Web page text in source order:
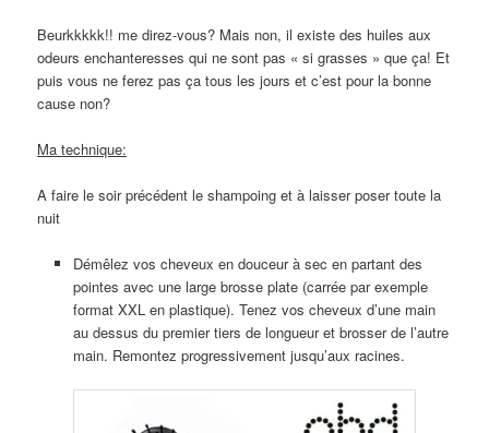
Beurkkkkk!! me direz-vous? Mais non, il existe des huiles aux
odeurs enchanteresses qui ne sont pas « si grasses » que ça! Et
puis vous ne ferez pas ça tous les jours et c’est pour la bonne
cause non?
Ma technique:
A faire le soir précédent le shampoing et à laisser poser toute la
nuit
Démêlez vos cheveux en douceur à sec en partant des
pointes avec une large brosse plate (carrée par exemple
format XXL en plastique). Tenez vos cheveux d’une main
au dessus du premier tiers de longueur et brosser de l’autre
main. Remontez progressivement jusqu’aux racines.